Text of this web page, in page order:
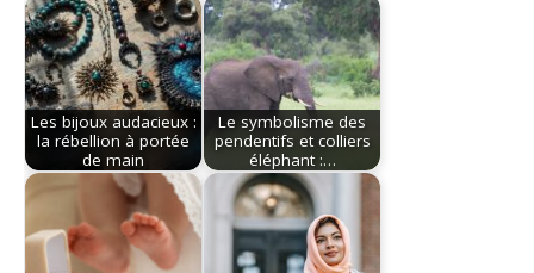
Les bijoux audacieux :
la rébellion à portée
de main
Le symbolisme des
pendentifs et colliers
éléphant :…